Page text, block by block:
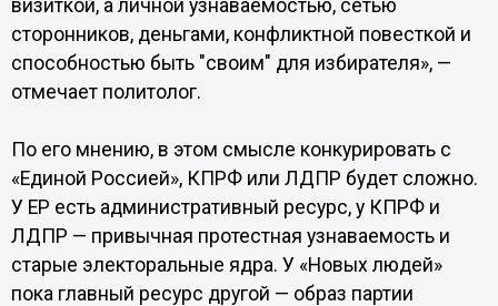
визиткой, а личной узнаваемостью, сетью
сторонников, деньгами, конфликтной повесткой и
способностью быть "своим" для избирателя», —
отмечает политолог.
По его мнению, в этом смысле конкурировать с
«Единой Россией», КПРФ или ЛДПР будет сложно.
У ЕР есть административный ресурс, у КПРФ и
ЛДПР — привычная протестная узнаваемость и
старые электоральные ядра. У «Новых людей»
пока главный ресурс другой — образ партии